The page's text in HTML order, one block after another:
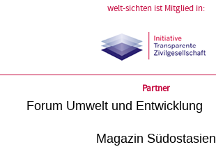
welt-sichten ist Mitglied in:
Partner
Forum Umwelt und Entwicklung
Magazin Südostasien